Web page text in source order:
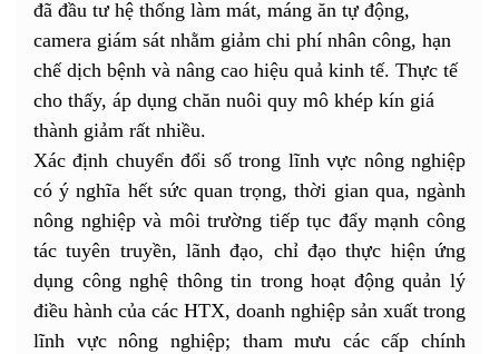
đã đầu tư hệ thống làm mát, máng ăn tự động,
camera giám sát nhằm giảm chi phí nhân công, hạn
chế dịch bệnh và nâng cao hiệu quả kinh tế. Thực tế
cho thấy, áp dụng chăn nuôi quy mô khép kín giá
thành giảm rất nhiều.
Xác định chuyển đổi số trong lĩnh vực nông nghiệp
có ý nghĩa hết sức quan trọng, thời gian qua, ngành
nông nghiệp và môi trường tiếp tục đẩy mạnh công
tác tuyên truyền, lãnh đạo, chỉ đạo thực hiện ứng
dụng công nghệ thông tin trong hoạt động quản lý
điều hành của các HTX, doanh nghiệp sản xuất trong
lĩnh vực nông nghiệp; tham mưu các cấp chính